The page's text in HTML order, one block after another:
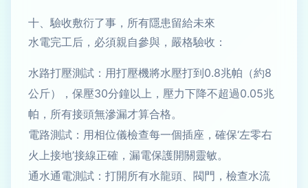
十、驗收敷衍了事，所有隱患留給未來
水電完工后，必須親自參與，嚴格驗收：
水路打壓測試：用打壓機將水壓打到0.8兆帕（約8
公斤），保壓30分鐘以上，壓力下降不超過0.05兆
帕，所有接頭無滲漏才算合格。
電路測試：用相位儀檢查每一個插座，確保‘左零右
火上接地’接線正確，漏電保護開關靈敏。
通水通電測試：打開所有水龍頭、閥門，檢查水流